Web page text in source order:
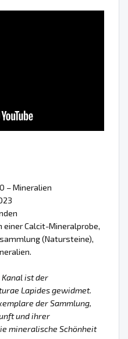
– Mineralien
einer Calcit-Mineralprobe,
(Natursteine),
Kanal ist der
Lapides gewidmet.
der Sammlung,
und ihrer
mineralische Schönheit